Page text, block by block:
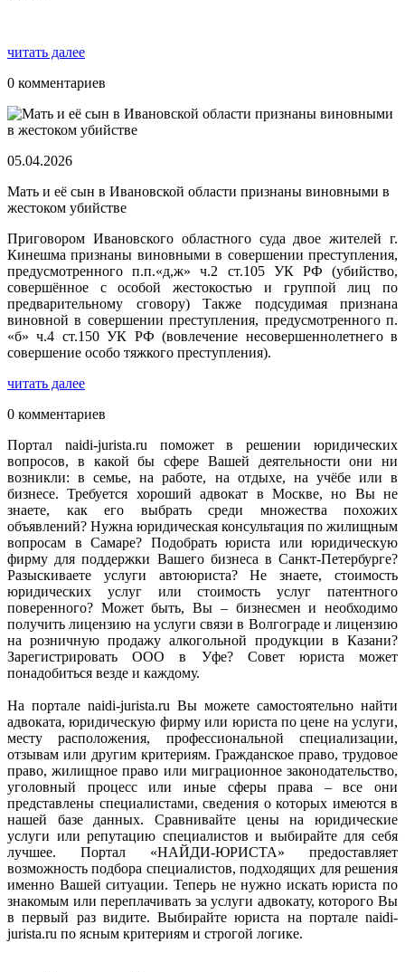
читать далее
0 комментариев
05.04.2026
Мать и её сын в Ивановской области признаны виновными в
жестоком убийстве
Приговором Ивановского областного суда двое жителей г.
Кинешма признаны виновными в совершении преступления,
предусмотренного п.п.«д,ж» ч.2 ст.105 УК РФ (убийство,
совершённое с особой жестокостью и группой лиц по
предварительному сговору) Также подсудимая признана
виновной в совершении преступления, предусмотренного п.
«б» ч.4 ст.150 УК РФ (вовлечение несовершеннолетнего в
совершение особо тяжкого преступления).
читать далее
0 комментариев
Портал naidi-jurista.ru поможет в решении юридических
вопросов, в какой бы сфере Вашей деятельности они ни
возникли: в семье, на работе, на отдыхе, на учёбе или в
бизнесе. Требуется хороший адвокат в Москве, но Вы не
знаете, как его выбрать среди множества похожих
объявлений? Нужна юридическая консультация по жилищным
вопросам в Самаре? Подобрать юриста или юридическую
фирму для поддержки Вашего бизнеса в Санкт-Петербурге?
Разыскиваете услуги автоюриста? Не знаете, стоимость
юридических услуг или стоимость услуг патентного
поверенного? Может быть, Вы – бизнесмен и необходимо
получить лицензию на услуги связи в Волгограде и лицензию
на розничную продажу алкогольной продукции в Казани?
Зарегистрировать ООО в Уфе? Совет юриста может
понадобиться везде и каждому.
На портале naidi-jurista.ru Вы можете самостоятельно найти
адвоката, юридическую фирму или юриста по цене на услуги,
месту расположения, профессиональной специализации,
отзывам или другим критериям. Гражданское право, трудовое
право, жилищное право или миграционное законодательство,
уголовный процесс или иные сферы права – все они
представлены специалистами, сведения о которых имеются в
нашей базе данных. Сравнивайте цены на юридические
услуги или репутацию специалистов и выбирайте для себя
лучшее. Портал «НАЙДИ-ЮРИСТА» предоставляет
возможность подбора специалистов, подходящих для решения
именно Вашей ситуации. Теперь не нужно искать юриста по
знакомым или переплачивать за услуги адвокату, которого Вы
в первый раз видите. Выбирайте юриста на портале naidi-
jurista.ru по ясным критериям и строгой логике.